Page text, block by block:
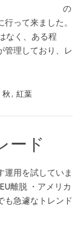
の
って来ました。
なく、ある程
管理しており、レ
秋 , 紅葉
ード
運用を試していま
離脱 ・アメリカ
も急遽なトレンド